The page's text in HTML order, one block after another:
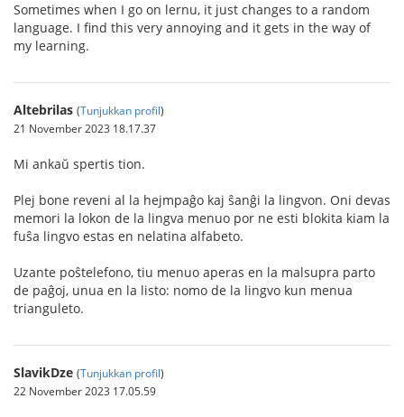
Sometimes when I go on lernu, it just changes to a random
language. I find this very annoying and it gets in the way of
my learning.
Altebrilas (Tunjukkan profil)
21 November 2023 18.17.37
Mi ankaŭ spertis tion.
Plej bone reveni al la hejmpaĝo kaj ŝanĝi la lingvon. Oni devas
memori la lokon de la lingva menuo por ne esti blokita kiam la
fuŝa lingvo estas en nelatina alfabeto.
Uzante poŝtelefono, tiu menuo aperas en la malsupra parto
de paĝoj, unua en la listo: nomo de la lingvo kun menua
trianguleto.
SlavikDze (Tunjukkan profil)
22 November 2023 17.05.59